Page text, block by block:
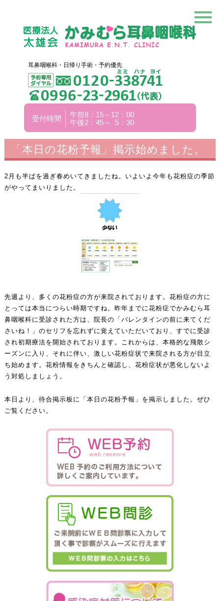
耳鼻咽喉科・日帰り手術・予約優先
受付時間
午前8：15～12：00
午後2：45～ 5：30
「本日の花粉予報」掲示始めました。
2月も半ばを過ぎ春めいてきましたね。いよいよ今年も花粉症の季節
がやってまいりました。
先週より、多くの花粉症の方が来院されております。花粉症の方に
とっては本当につらい時期ですね。昨年までに花粉症でかみむら耳
鼻咽喉科に受診された方は、院長の「バレンタインの前に来てくだ
さいね！」のセリフを忘れずに覚えていただいており、すでに受診
され初期療法を開始されております。これからは、本格的な飛散シ
ーズンに入り、それに伴い、激しい花粉症状で来院される方が目立
ち始めます。花粉情報をきちんと確認し、花粉症状が悪化しないよ
う対処しましょう。
本日より、待合掲示板に「本日の花粉予報」を掲示しました。ぜひ
ご覧ください。